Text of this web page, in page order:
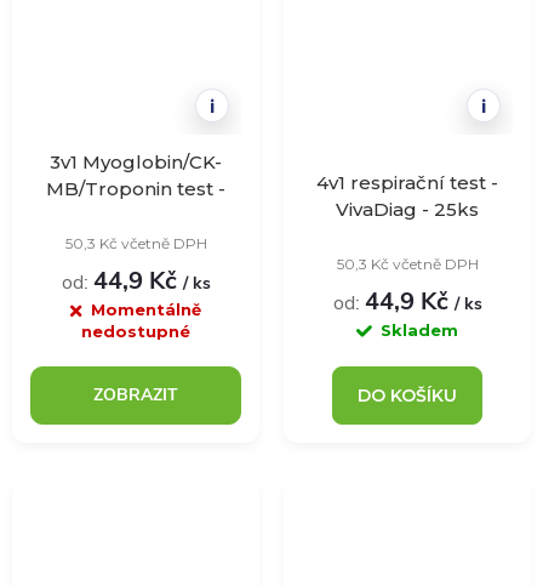
i
3v1 Myoglobin/CK-
MB/Troponin test -
50,3 Kč včetně DPH
od: 44,9 Kč / ks
Momentálně
nedostupné
ZOBRAZIT
i
4v1 respirační test -
VivaDiag - 25ks
50,3 Kč včetně DPH
od: 44,9 Kč / ks
Skladem
DO KOŠÍKU